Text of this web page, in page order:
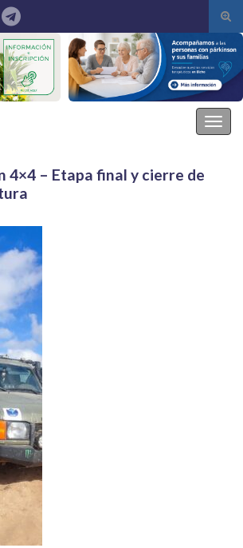
de
for:
4×4 – Etapa final y cierre de